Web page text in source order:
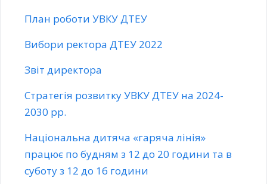
План роботи УВКУ ДТЕУ
Вибори ректора ДТЕУ 2022
Звіт директора
Стратегія розвитку УВКУ ДТЕУ на 2024-
2030 рр.
Національна дитяча «гаряча лінія»
працює по будням з 12 до 20 години та в
суботу з 12 до 16 години